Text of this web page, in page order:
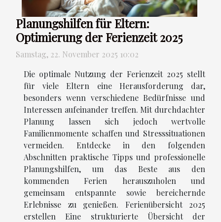
Planungshilfen für Eltern:
Optimierung der Ferienzeit 2025
Samstag, 22. November 2025 10:02
Die optimale Nutzung der Ferienzeit 2025 stellt
für viele Eltern eine Herausforderung dar,
besonders wenn verschiedene Bedürfnisse und
Interessen aufeinander treffen. Mit durchdachter
Planung lassen sich jedoch wertvolle
Familienmomente schaffen und Stresssituationen
vermeiden. Entdecke in den folgenden
Abschnitten praktische Tipps und professionelle
Planungshilfen, um das Beste aus den
kommenden Ferien herauszuholen und
gemeinsam entspannte sowie bereichernde
Erlebnisse zu genießen. Ferienübersicht 2025
erstellen Eine strukturierte Übersicht der